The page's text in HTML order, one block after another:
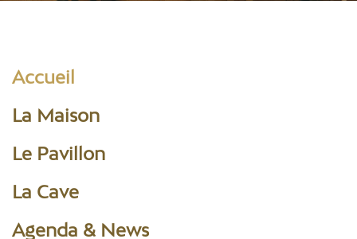
Accueil
La Maison
Le Pavillon
La Cave
Agenda & News